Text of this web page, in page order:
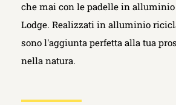
che mai con le padelle in
Lodge. Realizzati in alluminio
sono l'aggiunta perfetta alla tua
nella natura.